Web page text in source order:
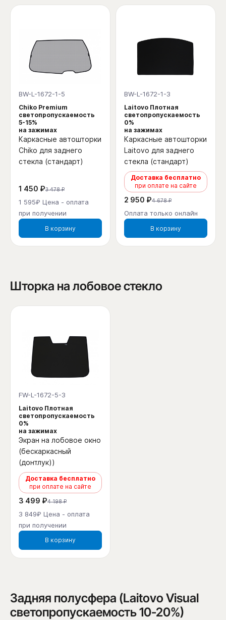
BW-L-1672-1-5
Chiko Premium
светопропускаемость
5-15%
на зажимах
Каркасные автошторки
Chiko для заднего
стекла (стандарт)
1 450 ₽3 478 ₽
1 595₽ Цена - оплата
при получении
В корзину
BW-L-1672-1-3
Laitovo Плотная
светопропускаемость
0%
на зажимах
Каркасные автошторки
Laitovo для заднего
стекла (стандарт)
Доставка бесплатно
при оплате на сайте
2 950 ₽4 678 ₽
Оплата только онлайн
В корзину
Шторка на лобовое стекло
FW-L-1672-5-3
Laitovo Плотная
светопропускаемость
0%
на зажимах
Экран на лобовое окно
(бескаркасный
(донтлук))
Доставка бесплатно
при оплате на сайте
3 499 ₽4 198 ₽
3 849₽ Цена - оплата
при получении
В корзину
Задняя полусфера (Laitovo Visual
светопропускаемость 10-20%)